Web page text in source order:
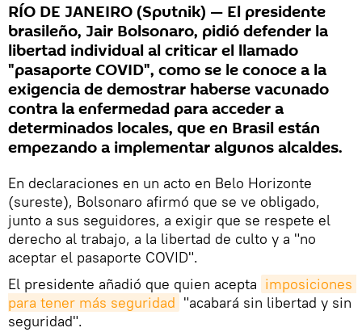
RÍO DE JANEIRO (Sputnik) — El presidente
brasileño, Jair Bolsonaro, pidió defender la
libertad individual al criticar el llamado
"pasaporte COVID", como se le conoce a la
exigencia de demostrar haberse vacunado
contra la enfermedad para acceder a
determinados locales, que en Brasil están
empezando a implementar algunos alcaldes.
En declaraciones en un acto en Belo Horizonte
(sureste), Bolsonaro afirmó que se ve obligado,
junto a sus seguidores, a exigir que se respete el
derecho al trabajo, a la libertad de culto y a "no
aceptar el pasaporte COVID".
El presidente añadió que quien acepta imposiciones
para tener más seguridad "acabará sin libertad y sin
seguridad".